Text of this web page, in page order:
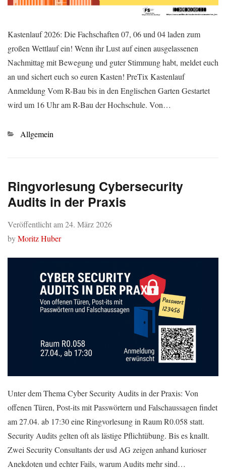
Kastenlauf 2026: Die Fachschaften 07, 06 und 04 laden zum
großen Wettlauf ein! Wenn ihr Lust auf einen ausgelassenen
Nachmittag mit Bewegung und guter Stimmung habt, meldet euch
an und sichert euch so euren Kasten! PreTix Kastenlauf
Anmeldung Vom R-Bau bis in den Englischen Garten Gestartet
wird um 16 Uhr am R-Bau der Hochschule. Von…
Kategorien
Allgemein
Ringvorlesung Cybersecurity
Audits in der Praxis
Veröffentlicht am24. März 2026
byMoritz Huber
Unter dem Thema Cyber Security Audits in der Praxis: Von
offenen Türen, Post-its mit Passwörtern und Falschaussagen findet
am 27.04. ab 17:30 eine Ringvorlesung in Raum R0.058 statt.
Security Audits gelten oft als lästige Pflichtübung. Bis es knallt.
Zwei Security Consultants der usd AG zeigen anhand kurioser
Anekdoten und echter Fails, warum Audits mehr sind…